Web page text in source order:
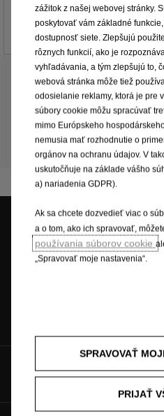
44 290 € Bez DPH
Viac detailov
Právne
Fotografie, ceny a údaje na
informatívne a sú
dostupných v čase ich
Konkrétnu ponuku
najbližším predajcom Opel.
Skúšobná jazda Skladové
Hovorte s nami na
zážitok z našej webovej stránky.
poskytovať vám základné
dostupnosť siete. Zlepšujú
rôznych funkcií, ako je
vyhľadávania, a tým zlepšujú to,
webová stránka môže tiež
odosielanie reklamy, ktorá je pre
súbory cookie môžu spracúvať
mimo Európskeho
nemusia mať rozhodnutie o
orgánov na ochranu údajov. V
uskutočňuje na základe vášho
a) nariadenia GDPR).
Ak sa chcete dozvedieť viac o
a o tom, ako ich spravovať,
používania súborov cookie
„Spravovať moje nastavenia“.
SPRAVOVAŤ
PRIJAŤ